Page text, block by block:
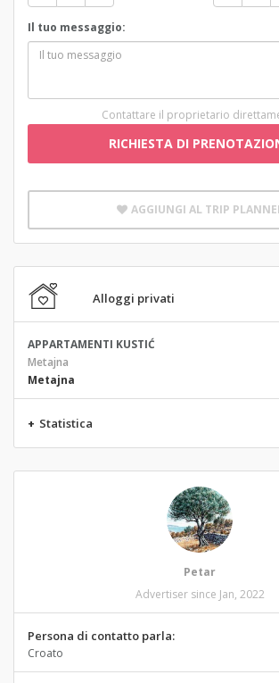
Il tuo messaggio:
Contattare il proprietario
RICHIESTA DI
AGGIUNGI AL TRIP
Alloggi privati
APPARTAMENTI KUSTIĆ
Metajna
Metajna
+ Statistica
Petar
Advertiser since Jan, 2022
Persona di contatto parla:
Croato